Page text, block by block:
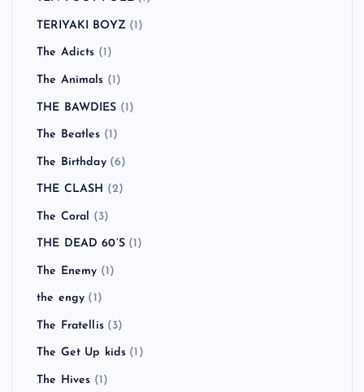
TERIYAKI BOYZ(1)
The Adicts (1)
The Animals (1)
THE BAWDIES (1)
The Beatles (1)
The Birthday(6)
THE CLASH (2)
The Coral (3)
THE DEAD 60’S(1)
The Enemy (1)
the engy (1)
The Fratellis(3)
The Get Up kids (1)
The Hives (1)